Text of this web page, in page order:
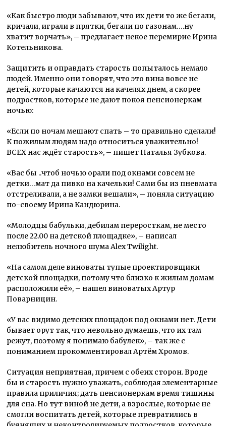
«Как быстро люди забывают, что их дети то же бегали,
кричали, играли в прятки, бегали по газонам….ну
хватит ворчать», – предлагает некое перемирие Ирина
Котельникова.
Защитить и оправдать старость попыталось немало
людей. Именно они говорят, что это вина вовсе не
детей, которые качаются на качелях днем, а скорее
подростков, которые не дают покоя пенсионеркам
ночью:
«Если по ночам мешают спать – то правильно сделали!
К пожилым людям надо относиться уважительно!
ВСЕХ нас ждёт старость», – пишет Наталья Зубкова.
«Вас бы ..чтоб ночью орали под окнами совсем не
детки…мат да пивко на качельки! Сами бы из пневмата
отстреливали, а не замки вешали», – поняла ситуацию
по-своему Ирина Кандюрина.
«Молодцы бабульки, дебилам переросткам, не место
после 22.00 на детской площадке», – написал
нелюбитель ночного шума Alex Twilight.
«На самом деле виноваты тупые проектировщики
детской площадки, потому что близко к жилым домам
расположили её», – нашел виноватых Артур
Поварницин.
«У вас видимо детских площадок под окнами нет. Дети
бывает орут так, что невольно думаешь, что их там
режут, поэтому я понимаю бабулек», – так же с
пониманием прокомментировал Артём Хромов.
Ситуация неприятная, причем с обеих сторон. Вроде
бы и старость нужно уважать, соблюдая элементарные
правила приличия; дать пенсионеркам время тишины
для сна. Но тут виной не дети, а взрослые, которые не
смогли воспитать детей, которые превратились в